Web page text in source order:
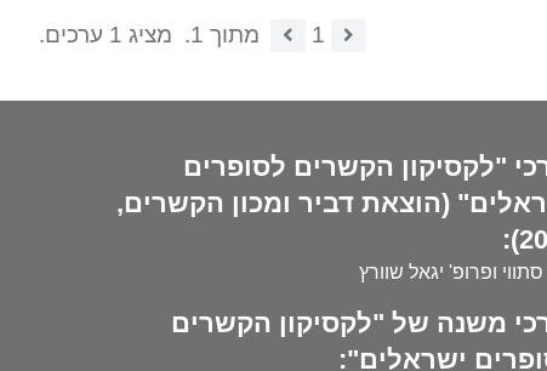
1 מתוך 1. מציג 1 ערכים.
"לקסיקון הקשרים לסופרים
(הוצאת דביר ומכון הקשרים,
סתווי ופרופ' יגאל שוורץ
משנה של "לקסיקון הקשרים
ישראלים":